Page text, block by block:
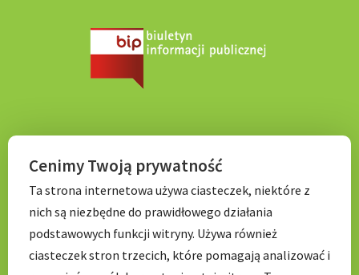
Tel. 71 798 67 99
E-mail:sekretariat.p056@wroclawskaedukacja.pl
Godziny otwarcia:
Cenimy Twoją prywatność
Ta strona internetowa używa ciasteczek, niektóre z
nich są niezbędne do prawidłowego działania
podstawowych funkcji witryny. Używa również
ciasteczek stron trzecich, które pomagają analizować i